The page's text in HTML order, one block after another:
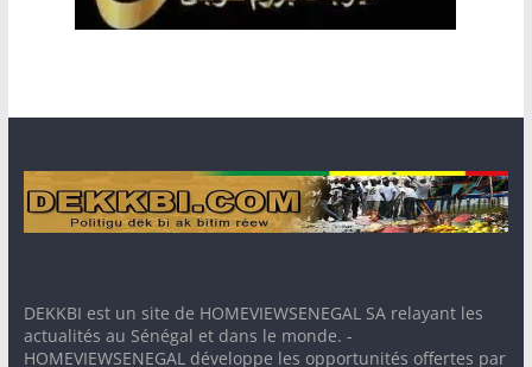
DEKKBI est un site de HOMEVIEWSENEGAL SA relayant les
actualités au Sénégal et dans le monde. -
HOMEVIEWSENEGAL développe les opportunités offertes par